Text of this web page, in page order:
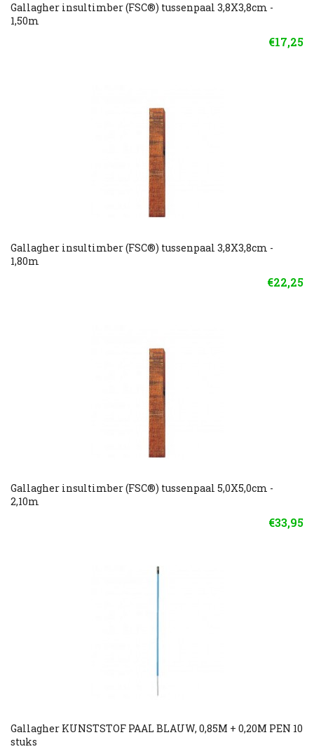
Gallagher insultimber (FSC®) tussenpaal 3,8X3,8cm -
1,50m
€17,25
Gallagher insultimber (FSC®) tussenpaal 3,8X3,8cm -
1,80m
€22,25
Gallagher insultimber (FSC®) tussenpaal 5,0X5,0cm -
2,10m
€33,95
Gallagher KUNSTSTOF PAAL BLAUW, 0,85M + 0,20M PEN 10
stuks